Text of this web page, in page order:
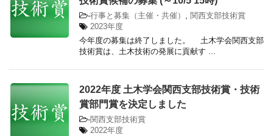
-行事と募集（主催・共催） , 関西支部技術賞
2023年度
今年度の募集は終了しました。 土木学会関西支部
技術賞は、土木技術の発展に貢献す ...
2022年度 土木学会関西支部技術賞・技術
賞部門賞を決定しました
-関西支部技術賞
2022年度